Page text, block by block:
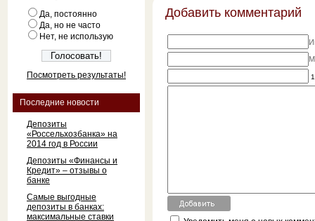
Да, постоянно
Да, но не часто
Нет, не использую
Посмотреть результаты!
Последние новости
Депозиты
«Россельхозбанка» на
2014 год в России
Депозиты «Финансы и
Кредит» – отзывы о
банке
Самые выгодные
депозиты в банках:
максимальные ставки
Добавить комментарий